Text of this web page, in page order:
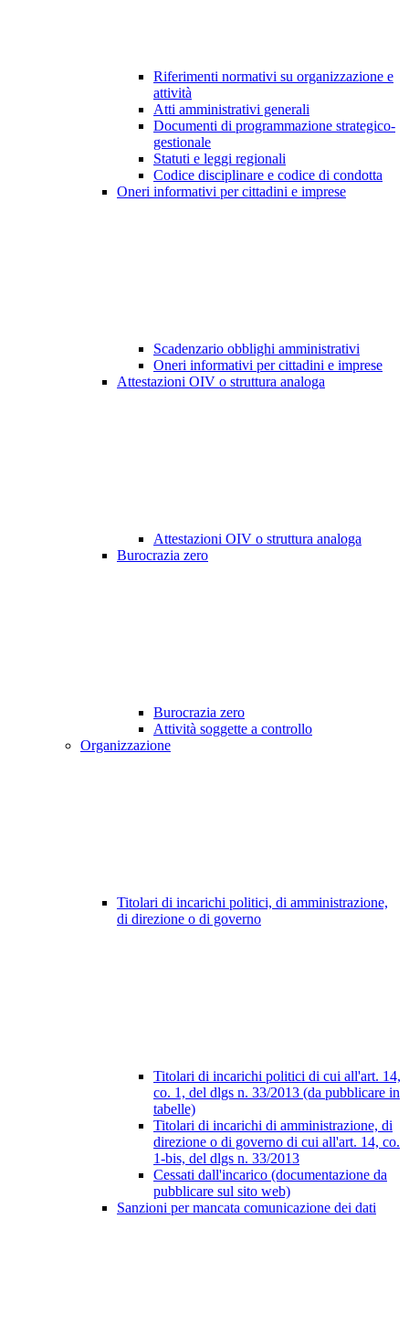
Riferimenti normativi su organizzazione e
attività
Atti amministrativi generali
Documenti di programmazione strategico-
gestionale
Statuti e leggi regionali
Codice disciplinare e codice di condotta
Oneri informativi per cittadini e imprese
Scadenzario obblighi amministrativi
Oneri informativi per cittadini e imprese
Attestazioni OIV o struttura analoga
Attestazioni OIV o struttura analoga
Burocrazia zero
Burocrazia zero
Attività soggette a controllo
Organizzazione
Titolari di incarichi politici, di amministrazione,
di direzione o di governo
Titolari di incarichi politici di cui all'art. 14,
co. 1, del dlgs n. 33/2013 (da pubblicare in
tabelle)
Titolari di incarichi di amministrazione, di
direzione o di governo di cui all'art. 14, co.
1-bis, del dlgs n. 33/2013
Cessati dall'incarico (documentazione da
pubblicare sul sito web)
Sanzioni per mancata comunicazione dei dati